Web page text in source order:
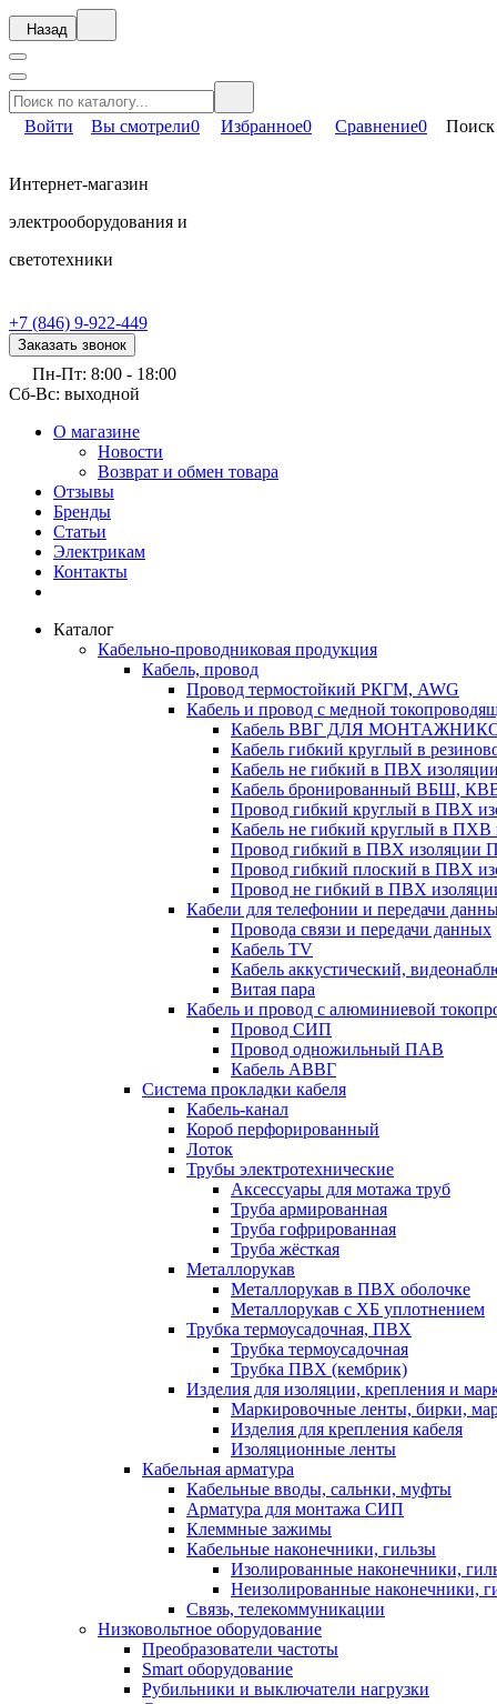
Назад
Войти Вы смотрели0 Избранное0 Сравнение0 Поиск
Интернет-магазин
электрооборудования и
светотехники
+7 (846) 9-922-449
Заказать звонок
Пн-Пт: 8:00 - 18:00
Сб-Вс: выходной
О магазине
Новости
Возврат и обмен товара
Отзывы
Бренды
Статьи
Электрикам
Контакты
Каталог
Кабельно-проводниковая продукция
Кабель, провод
Провод термостойкий РКГМ, AWG
Кабель и провод с медной
Кабель ВВГ ДЛЯ
Кабель гибкий круглый в
Кабель не гибкий в ПВХ
Кабель бронированный ВБШ,
Провод гибкий круглый в ПВХ
Кабель не гибкий круглый в
Провод гибкий в ПВХ изоляции
Провод гибкий плоский в ПВХ
Провод не гибкий в ПВХ
Кабели для телефонии и передачи
Провода связи и передачи данных
Кабель TV
Кабель аккустический,
Витая пара
Кабель и провод с алюминиевой
Провод СИП
Провод одножильный ПАВ
Кабель АВВГ
Система прокладки кабеля
Кабель-канал
Короб перфорированный
Лоток
Трубы электротехнические
Аксессуары для мотажа труб
Труба армированная
Труба гофрированная
Труба жёсткая
Металлорукав
Металлорукав в ПВХ оболочке
Металлорукав с ХБ уплотнением
Трубка термоусадочная, ПВХ
Трубка термоусадочная
Трубка ПВХ (кембрик)
Изделия для изоляции, крепления и
Маркировочные ленты, бирки,
Изделия для крепления кабеля
Изоляционные ленты
Кабельная арматура
Кабельные вводы, сальнки, муфты
Арматура для монтажа СИП
Клеммные зажимы
Кабельные наконечники, гильзы
Изолированные наконечники,
Неизолированные наконечники,
Связь, телекоммуникации
Низковольтное оборудование
Преобразователи частоты
Smart оборудование
Рубильники и выключатели нагрузки